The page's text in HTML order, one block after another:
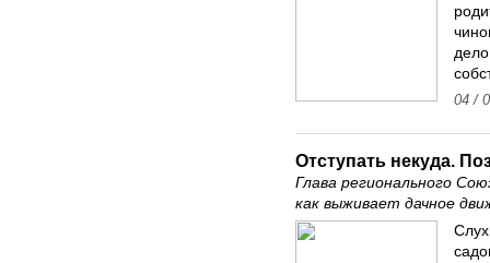
04 /
Отступать некуда.
Глава регионального
как выживает дачное